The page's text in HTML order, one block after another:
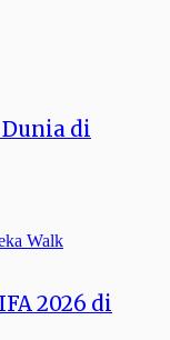
di
2026 di